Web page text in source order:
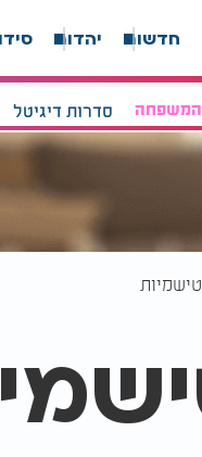
חדשות יהדות
סדרות דיגיטל